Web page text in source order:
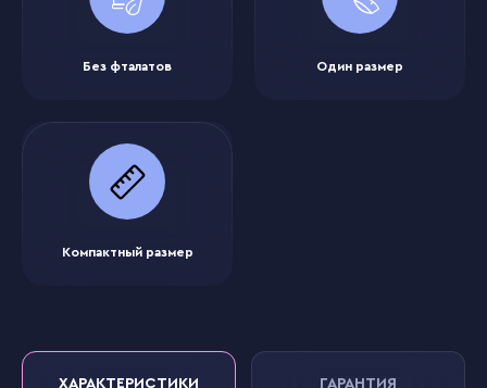
Без фталатов Один размер
Компактный размер
ХАРАКТЕРИСТИКИ ГАРАНТИЯ